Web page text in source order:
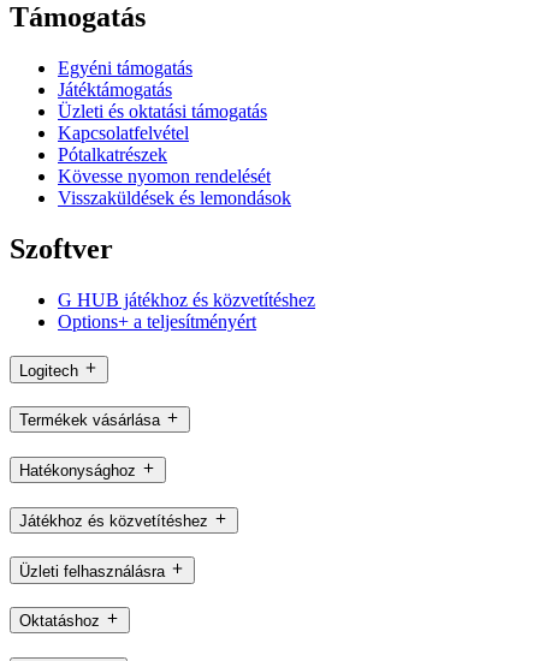
Támogatás
Egyéni támogatás
Játéktámogatás
Üzleti és oktatási támogatás
Kapcsolatfelvétel
Pótalkatrészek
Kövesse nyomon rendelését
Visszaküldések és lemondások
Szoftver
G HUB játékhoz és közvetítéshez
Options+ a teljesítményért
Logitech
Termékek vásárlása
Hatékonysághoz
Játékhoz és közvetítéshez
Üzleti felhasználásra
Oktatáshoz